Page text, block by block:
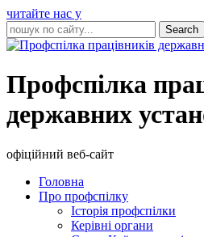
читайте нас у
Профспілка
державних
офіційний веб-сайт
Головна
Про профспілку
Історія профспілки
Керівні органи